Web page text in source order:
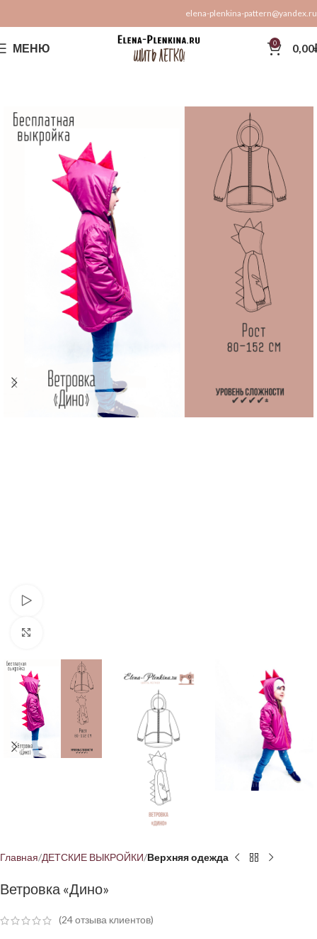
elena-plenkina-pattern@yandex.ru
МЕНЮ 0 0,00
Главная ДЕТСКИЕ ВЫКРОЙКИ Верхняя одежда
Ветровка «Дино»
(24отзыва клиентов)